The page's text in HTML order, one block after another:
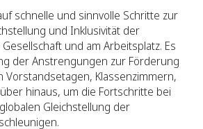
schnelle und sinnvolle Schritte zur
und Inklusivität der
und am Arbeitsplatz. Es
der Anstrengungen zur Förderung
Vorstandsetagen, Klassenzimmern,
hinaus, um die Fortschritte bei
Gleichstellung der